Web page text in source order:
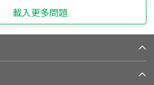
載入更多問題